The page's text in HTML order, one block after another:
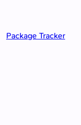
Package Tracker